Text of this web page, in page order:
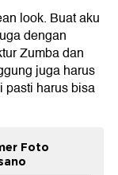
look. Buat aku
dengan
Zumba dan
juga harus
pasti harus bisa
Foto